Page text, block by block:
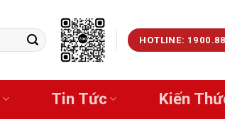
HOTLINE:
Tin Tức Kiến